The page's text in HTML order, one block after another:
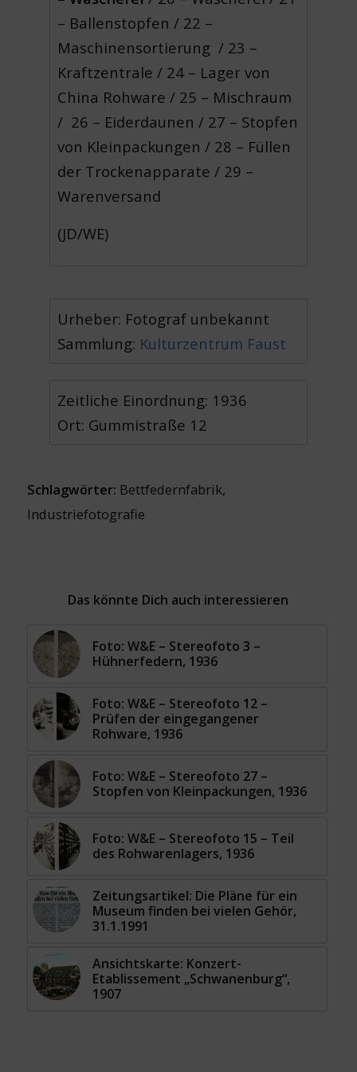
– Ballenstopfen / 22 –
Maschinensortierung / 23 –
Kraftzentrale / 24 – Lager von
China Rohware / 25 – Mischraum
/ 26 – Eiderdaunen / 27 – Stopfen
von Kleinpackungen / 28 – Füllen
der Trockenapparate / 29 –
Warenversand
(JD/WE)
Urheber: Fotograf unbekannt
Sammlung: Kulturzentrum Faust
Zeitliche Einordnung: 1936
Ort: Gummistraße 12
Schlagwörter: Bettfedernfabrik,
Industriefotografie
Das könnte Dich auch interessieren
Foto: W&E – Stereofoto 3 –
Hühnerfedern, 1936
Foto: W&E – Stereofoto 12 –
Prüfen der eingegangener
Rohware, 1936
Foto: W&E – Stereofoto 27 –
Stopfen von Kleinpackungen, 1936
Foto: W&E – Stereofoto 15 – Teil
des Rohwarenlagers, 1936
Zeitungsartikel: Die Pläne für ein
Museum finden bei vielen Gehör,
31.1.1991
Ansichtskarte: Konzert-
Etablissement „Schwanenburg“,
1907